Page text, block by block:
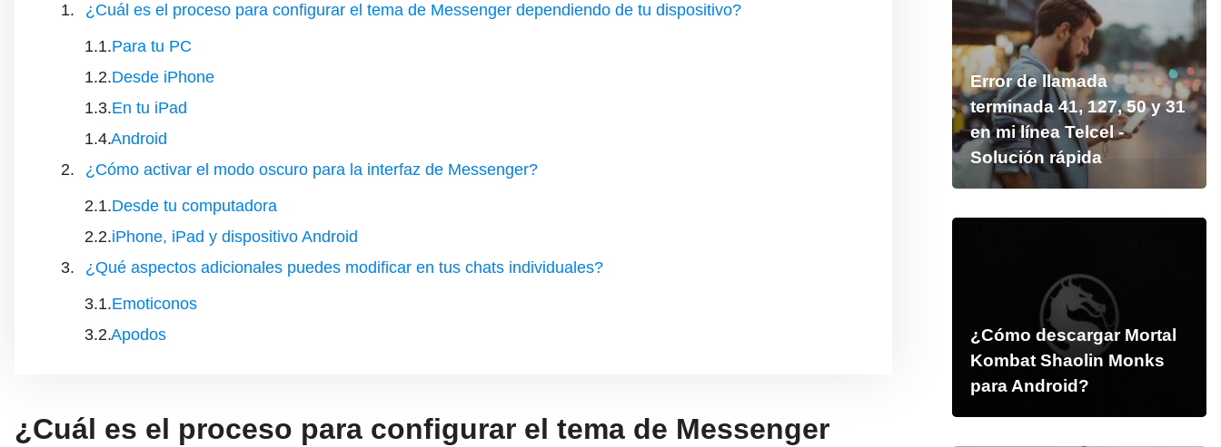
¿Cuál es el proceso para configurar el tema de Messenger dependiendo de tu dispositivo?
Para tu PC
Desde iPhone
En tu iPad
Android
¿Cómo activar el modo oscuro para la interfaz de Messenger?
Desde tu computadora
iPhone, iPad y dispositivo Android
¿Qué aspectos adicionales puedes modificar en tus chats individuales?
Emoticonos
Apodos
¿Cuál es el proceso para configurar el tema de Messenger
Error de llamada
terminada 41, 127, 50 y 31
en mi línea Telcel -
Solución rápida
¿Cómo descargar Mortal
Kombat Shaolin Monks
para Android?